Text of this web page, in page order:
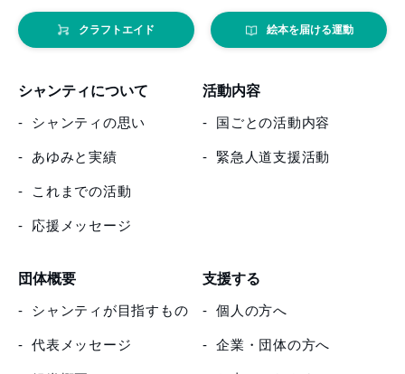
クラフトエイド 絵本を届ける運動
シャンティについて
シャンティの思い
あゆみと実績
これまでの活動
応援メッセージ
活動内容
国ごとの活動内容
緊急人道支援活動
団体概要
シャンティが目指すもの
代表メッセージ
支援する
個人の方へ
企業・団体の方へ